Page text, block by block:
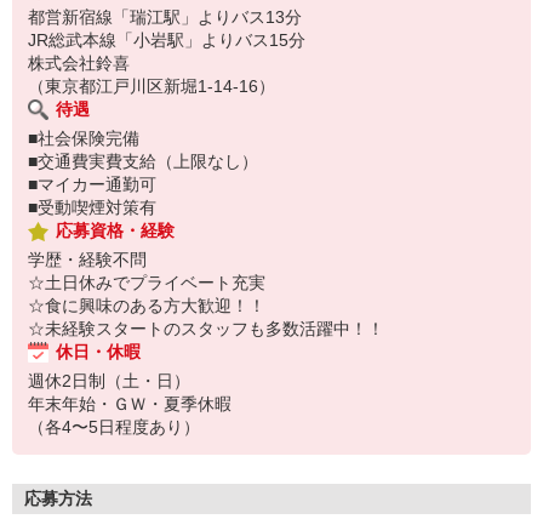
都営新宿線「瑞江駅」よりバス13分
JR総武本線「小岩駅」よりバス15分
株式会社鈴喜
（東京都江戸川区新堀1-14-16）
待遇
■社会保険完備
■交通費実費支給（上限なし）
■マイカー通勤可
■受動喫煙対策有
応募資格・経験
学歴・経験不問
☆土日休みでプライベート充実
☆食に興味のある方大歓迎！！
☆未経験スタートのスタッフも多数活躍中！！
休日・休暇
週休2日制（土・日）
年末年始・ＧＷ・夏季休暇
（各4〜5日程度あり）
応募方法